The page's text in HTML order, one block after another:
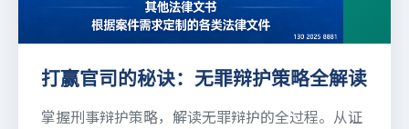
打赢官司的秘诀：无罪辩护策略全解读
掌握刑事辩护策略，解读无罪辩护的全过程。从证